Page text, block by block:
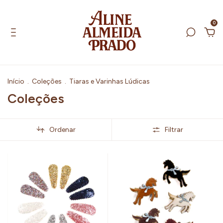
0
Início . Coleções . Tiaras e Varinhas Lúdicas
Coleções
Ordenar Filtrar